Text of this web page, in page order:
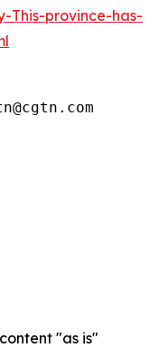
This-province-has-
"as is"